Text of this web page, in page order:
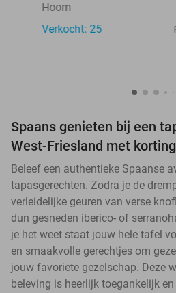
Hoorn
Verkocht: 25
Spaans genieten bij een
West-Friesland met korting
Beleef een authentieke Spaanse
tapasgerechten. Zodra je de
verleidelijke geuren van verse
dun gesneden iberico- of
je het weet staat jouw hele tafel
en smaakvolle gerechtjes om
jouw favoriete gezelschap. Deze
beleving is heerlijk toegankelijk